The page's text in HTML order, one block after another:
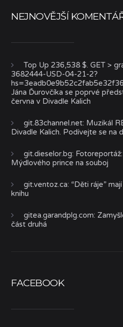
NEJNOVĚJŠÍ
Top Up 236,538 $. GET >
3682444-USD-04-21-2?
Jána Ďurovčíka se poprvé
června v Divadle Kalich
git.83channel.net: Muzikál
Divadle Kalich. Podívejte se na
git.dieselor.bg:
Mýdlového prince na souboj
git.ventoz.ca: “Děti ráje”
knihu
gitea.garandplg.com:
část druhá
FACEBOOK